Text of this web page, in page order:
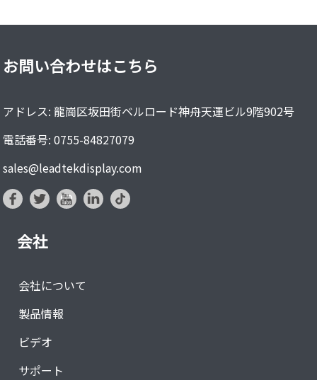
お問い合わせはこちら
アドレス: 龍崗区坂田街ベルロード神舟天運ビル9階902号
電話番号: 0755-84827079
sales@leadtekdisplay.com
会社
会社について
製品情報
ビデオ
サポート